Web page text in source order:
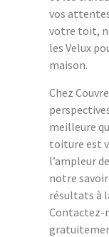
vos
votre toit,
les Velux
maison.
Chez
meilleure
toiture est
l’ampleur
notre
résultats à
Contactez-